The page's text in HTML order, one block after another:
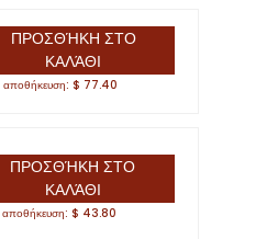
ΠΡΟΣΘΉΚΗ ΣΤΟ
ΚΑΛΆΘΙ
αποθήκευση: $ 77.40
ΠΡΟΣΘΉΚΗ ΣΤΟ
ΚΑΛΆΘΙ
αποθήκευση: $ 43.80